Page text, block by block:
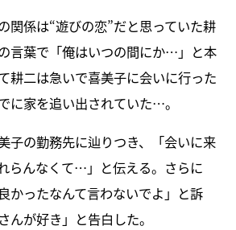
関係は“遊びの恋”だと思っていた耕
言葉で「俺はいつの間にか…」と本
耕二は急いで喜美子に会いに行った
に家を追い出されていた…。
子の勤務先に辿りつき、「会いに来
らんなくて…」と伝える。さらに
かったなんて言わないでよ」と訴
んが好き」と告白した。